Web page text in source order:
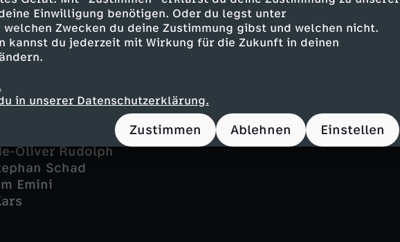
Einwilligung benötigen. Oder du legst unter
Zwecken du deine Zustimmung gibst und welchen nicht.
kannst du jederzeit mit Wirkung für die Zukunft in deinen
in unserer Datenschutzerklärung.
Zustimmen Ablehnen Einstellen
Kranzkowski
- Michael Gaedt
Sommerfeldt
Wünsche
Jankowsky
Oliver Rudolph
Schad
Emini